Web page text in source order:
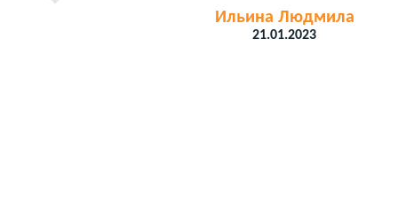
Ильина Людмила
21.01.2023